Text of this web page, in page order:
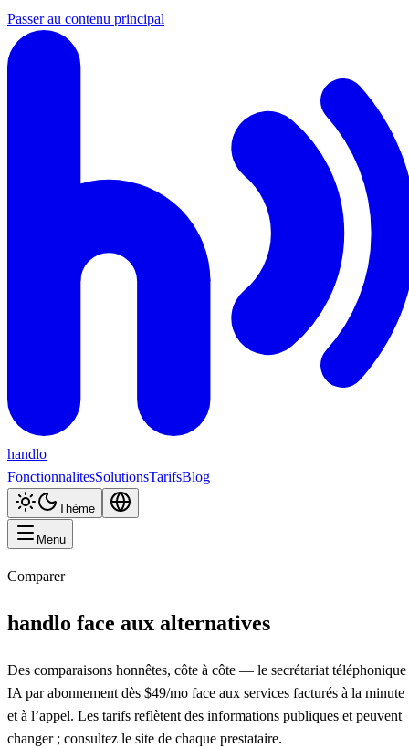
Passer au contenu principal
handlo
FonctionnalitesSolutionsTarifsBlog
Thème
Menu
Comparer
handlo face aux alternatives
Des comparaisons honnêtes, côte à côte — le secrétariat téléphonique
IA par abonnement dès $49/mo face aux services facturés à la minute
et à l’appel. Les tarifs reflètent des informations publiques et peuvent
changer ; consultez le site de chaque prestataire.